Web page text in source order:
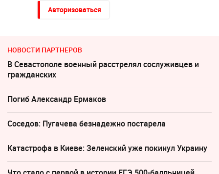
Авторизоваться
НОВОСТИ ПАРТНЕРОВ
В Севастополе военный расстрелял сослуживцев и
гражданских
Погиб Александр Ермаков
Соседов: Пугачева безнадежно постарела
Катастрофа в Киеве: Зеленский уже покинул Украину